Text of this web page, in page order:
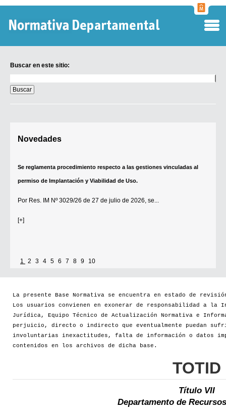
Buscar en este sitio:
en
este
sitio:
Novedades
Se reglamenta procedimiento respecto a las gestiones vinculadas al
permiso de Implantación y Viabilidad de Uso.
Por Res. IM Nº 3029/26 de 27 de julio de 2026, se...
[+]
1 2 3 4 5 6 7 8 9 10
La presente Base Normativa se encuentra en estado de
Los usuarios convienen en exonerar de responsabilidad a la
Jurídica, Equipo Técnico de Actualización Normativa e
perjuicio, directo o indirecto que eventualmente puedan
involuntarias inexactitudes, falta de información o datos
contenidos en los archivos de dicha base.
TOTID
Título VII
Departamento de